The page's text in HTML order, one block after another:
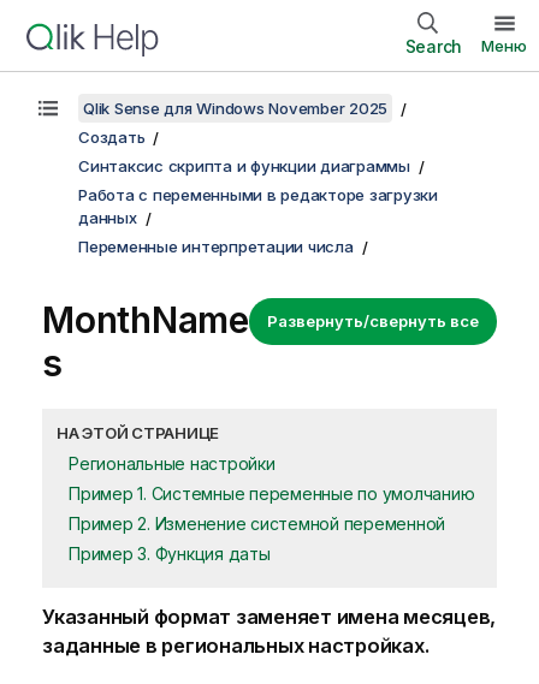
Search Меню
Qlik Sense для Windows November 2025
Создать
Синтаксис скрипта и функции диаграммы
Работа с переменными в редакторе загрузки
данных
Переменные интерпретации числа
Развернуть/свернуть все
MonthName
s
НА ЭТОЙ СТРАНИЦЕ
Региональные настройки
Пример 1. Системные переменные по умолчанию
Пример 2. Изменение системной переменной
Пример 3. Функция даты
Указанный формат заменяет имена месяцев,
заданные в региональных настройках.